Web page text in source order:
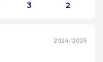
3 2
2024/2025